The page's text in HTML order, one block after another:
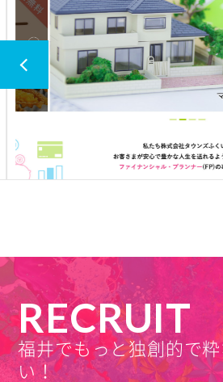
株式会社タウンズふ
福井県福井市
Webサイト制
2022
RECRUIT
福井でもっと独創的で
い！